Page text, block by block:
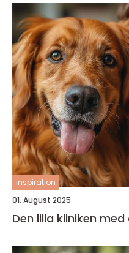
inspiration
01. August 2025
Den lilla kliniken